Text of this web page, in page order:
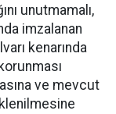
unutmamalı,
imzalanan
kenarında
ve mevcut